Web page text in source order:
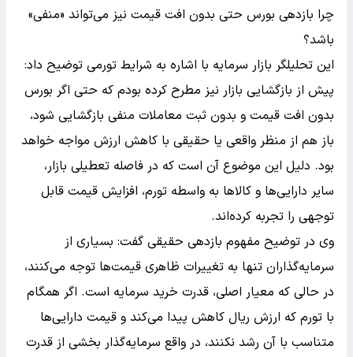
چرا بازدهی بورس حتی بدون افت قیمت نیز می‌تواند «منفی»
باشد؟
این تحلیلگر بازار سرمایه با اشاره به شرایط تورمی توضیح داد:
پیش از بازگشایی بازار نیز مطرح کرده بودم که حتی اگر بورس
بدون افت قیمت و بدون ثبت معاملات منفی بازگشایی شود،
باز هم از منظر واقعی یا حقیقی با کاهش ارزش مواجه خواهد
بود. دلیل این موضوع آن است که در فاصله تعطیلی بازار،
سایر دارایی‌ها و کالاها به واسطه تورم، افزایش قیمت قابل
توجهی را تجربه کرده‌اند.
وی در توضیح مفهوم بازدهی حقیقی گفت: بسیاری از
سرمایه‌گذاران تنها به تغییرات ظاهری قیمت‌ها توجه می‌کنند،
در حالی که معیار اصلی، قدرت خرید سرمایه است. اگر همگام
با تورم که ارزش ریال کاهش پیدا می‌کند و قیمت دارایی‌ها
متناسب با آن رشد نکنند، در واقع سرمایه‌گذار بخشی از قدرت